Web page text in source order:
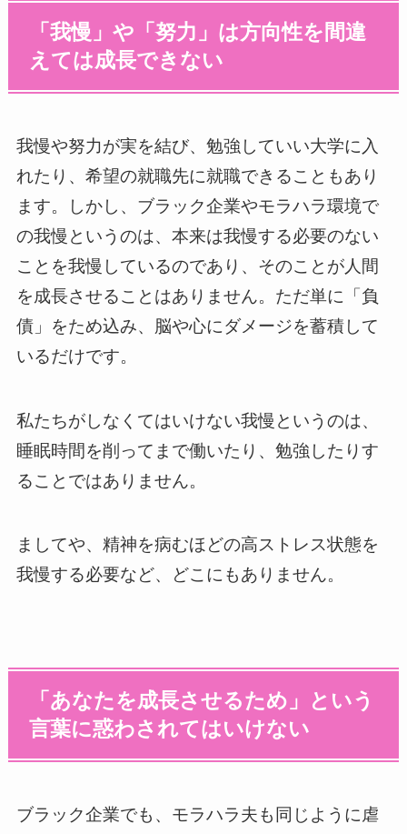
「我慢」や「努力」は方向性を間違
えては成長できない
我慢や努力が実を結び、勉強していい大学に入
れたり、希望の就職先に就職できることもあり
ます。しかし、ブラック企業やモラハラ環境で
の我慢というのは、本来は我慢する必要のない
ことを我慢しているのであり、そのことが人間
を成長させることはありません。ただ単に「負
債」をため込み、脳や心にダメージを蓄積して
いるだけです。
私たちがしなくてはいけない我慢というのは、
睡眠時間を削ってまで働いたり、勉強したりす
ることではありません。
ましてや、精神を病むほどの高ストレス状態を
我慢する必要など、どこにもありません。
「あなたを成長させるため」という
言葉に惑わされてはいけない
ブラック企業でも、モラハラ夫も同じように虐